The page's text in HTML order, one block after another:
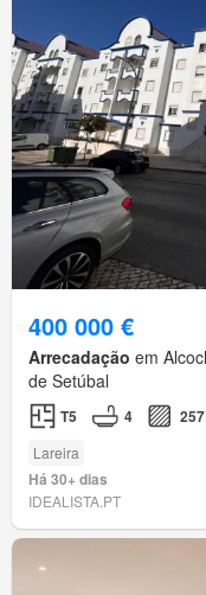
400 000 €
Arrecadação em
de Setúbal
T5 4
Lareira
Há 30+ dias
IDEALISTA.PT